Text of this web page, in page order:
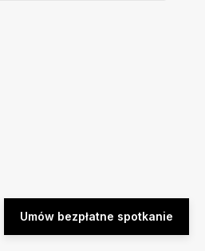
Umów bezpłatne spotkanie